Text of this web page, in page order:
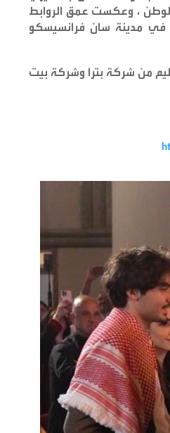
بالوطن ، وعكست عمق الروابط
في مدينة سان فرانسيسكو
من شركة بترا وشركة بيت